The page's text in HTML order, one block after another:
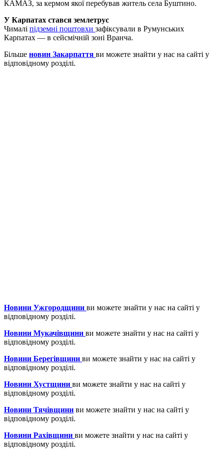
КАМАЗ, за кермом якої перебував житель села Буштино.
У Карпатах стався землетрус
Чималі підземні поштовхи зафіксували в Румунських
Карпатах — в сейсмічній зоні Вранча.
Більше новин Закарпаття ви можете знайти у нас на сайті у
відповідному розділі.
Новини Ужгородщини ви можете знайти у нас на сайті у
відповідному розділі.
Новини Мукачівщини ви можете знайти у нас на сайті у
відповідному розділі.
Новини Берегівщини ви можете знайти у нас на сайті у
відповідному розділі.
Новини Хустщини ви можете знайти у нас на сайті у
відповідному розділі.
Новини Тячівщини ви можете знайти у нас на сайті у
відповідному розділі.
Новини Рахівщини ви можете знайти у нас на сайті у
відповідному розділі.